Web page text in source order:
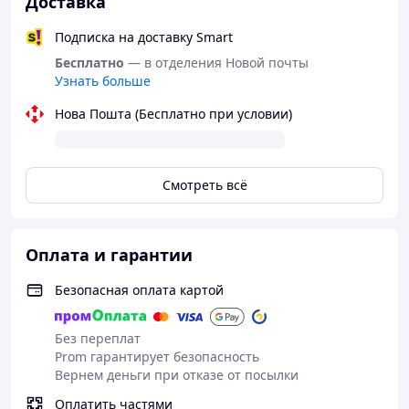
Подписка на доставку Smart
Бесплатно — в отделения Новой почты
Узнать больше
Нова Пошта (Бесплатно при условии)
Смотреть всё
Оплата и гарантии
Безопасная оплата картой
Без переплат
Prom гарантирует безопасность
Вернем деньги при отказе от посылки
Оплатить частями